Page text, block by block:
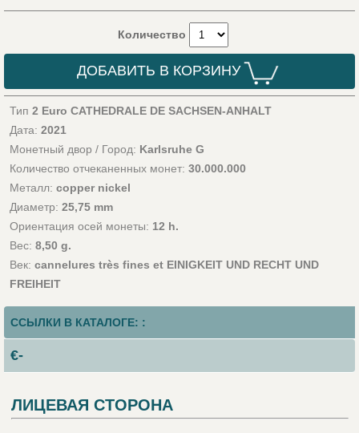
Количество
ДОБАВИТЬ В КОРЗИНУ
Тип 2 Euro CATHEDRALE DE SACHSEN-ANHALT
Дата: 2021
Монетный двор / Город: Karlsruhe G
Количество отчеканенных монет: 30.000.000
Металл: copper nickel
Диаметр: 25,75 mm
Ориентация осей монеты: 12 h.
Вес: 8,50 g.
Век: cannelures très fines et EINIGKEIT UND RECHT UND
FREIHEIT
ССЫЛКИ В КАТАЛОГЕ: :
€-
ЛИЦЕВАЯ СТОРОНА